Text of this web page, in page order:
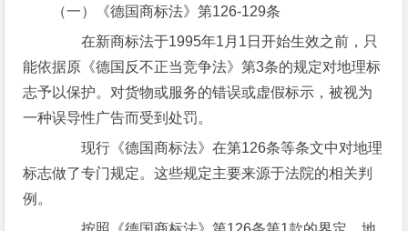
（一）《德国商标法》第126-129条
在新商标法于1995年1月1日开始生效之前，只
能依据原《德国反不正当竞争法》第3条的规定对地理标
志予以保护。对货物或服务的错误或虚假标示，被视为
一种误导性广告而受到处罚。
现行《德国商标法》在第126条等条文中对地理
标志做了专门规定。这些规定主要来源于法院的相关判
例。